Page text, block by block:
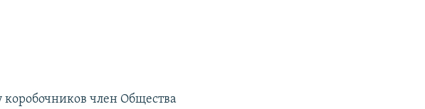
коробочников член Общества